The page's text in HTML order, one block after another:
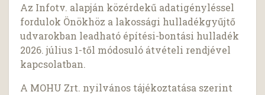
Az Infotv. alapján közérdekű adatigényléssel
fordulok Önökhöz a lakossági hulladékgyűjtő
udvarokban leadható építési-bontási hulladék
2026. július 1-től módosuló átvételi rendjével
kapcsolatban.
A MOHU Zrt. nyilvános tájékoztatása szerint